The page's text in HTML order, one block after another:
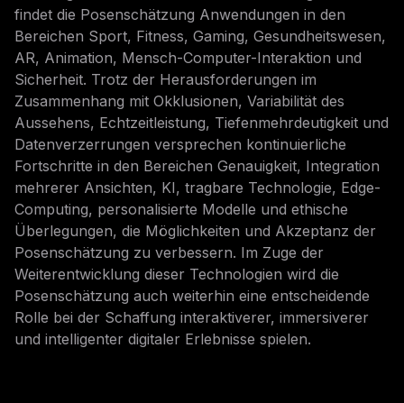
findet die Posenschätzung Anwendungen in den
Bereichen Sport, Fitness, Gaming, Gesundheitswesen,
AR, Animation, Mensch-Computer-Interaktion und
Sicherheit. Trotz der Herausforderungen im
Zusammenhang mit Okklusionen, Variabilität des
Aussehens, Echtzeitleistung, Tiefenmehrdeutigkeit und
Datenverzerrungen versprechen kontinuierliche
Fortschritte in den Bereichen Genauigkeit, Integration
mehrerer Ansichten, KI, tragbare Technologie, Edge-
Computing, personalisierte Modelle und ethische
Überlegungen, die Möglichkeiten und Akzeptanz der
Posenschätzung zu verbessern. Im Zuge der
Weiterentwicklung dieser Technologien wird die
Posenschätzung auch weiterhin eine entscheidende
Rolle bei der Schaffung interaktiverer, immersiverer
und intelligenter digitaler Erlebnisse spielen.